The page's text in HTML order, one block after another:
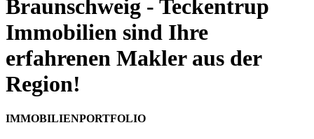
Braunschweig - Teckentrup
Immobilien sind Ihre
erfahrenen Makler aus der
Region!
IMMOBILIENPORTFOLIO